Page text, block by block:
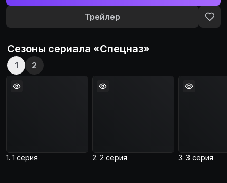
Трейлер
Сезоны сериала «Спецназ»
1 2
1. 1 серия 2. 2 серия 3. 3 серия